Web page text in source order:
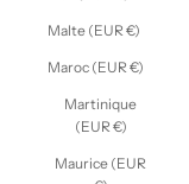
Malte (EUR €)
Maroc (EUR €)
Martinique
(EUR €)
Maurice (EUR